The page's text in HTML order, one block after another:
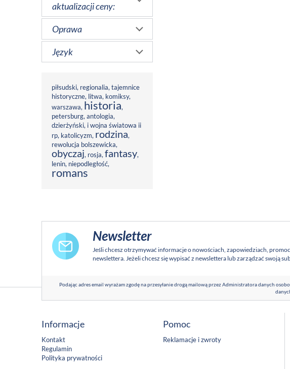
aktualizacji ceny:
Oprawa
Język
piłsudski, regionalia,tajemnice
historyczne, litwa, komiksy,
warszawa, historia,
petersburg,antologia,
dzierżyński, i wojna światowa ii
rp, katolicyzm, rodzina,
rewolucja bolszewicka,
obyczaj, rosja,fantasy,
lenin, niepodległość,
romans
Newsletter
Jeśli chcesz otrzymywać informacje o nowościach, zapowiedziach,
newslettera. Jeżeli chcesz się wypisać z newslettera lub zarządzać swoją
Podając adres email wyrażam zgodę na przesyłanie drogą mailową przez Administratora danych
Informacje
Kontakt
Regulamin
Polityka prywatności
Pomoc
Reklamacje i zwroty